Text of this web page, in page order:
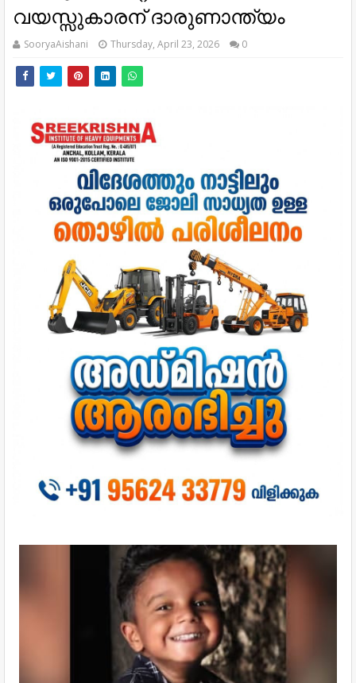
വയസ്സുകാരന് ദാരുണാന്ത്യം
SooryaAishani Thursday, April 23, 2026 0